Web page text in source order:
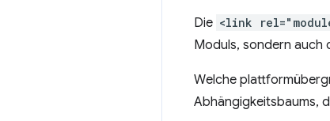
Die <link
Moduls, sondern auch
Welche
Abhängigkeitsbaums,